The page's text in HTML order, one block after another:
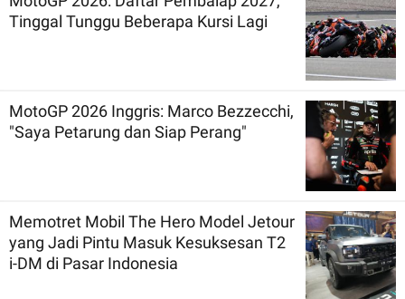
Tinggal Tunggu Beberapa Kursi Lagi
MotoGP 2026 Inggris: Marco Bezzecchi,
"Saya Petarung dan Siap Perang"
Memotret Mobil The Hero Model Jetour
yang Jadi Pintu Masuk Kesuksesan T2
i-DM di Pasar Indonesia